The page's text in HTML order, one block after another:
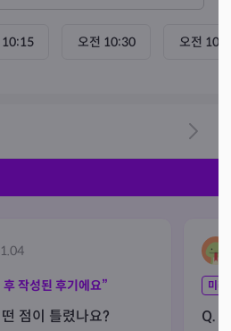
10:15 오전 10:30 오전
후 작성된 후기에요”
점이 틀렸나요?
미래
Q.